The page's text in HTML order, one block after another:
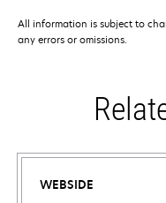
All information is subject to
any errors or omissions.
WEBSIDE